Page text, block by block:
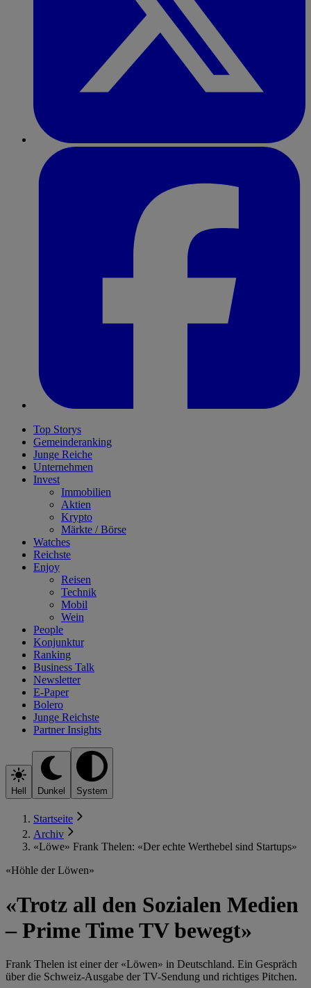
Top Storys
Gemeinderanking
Junge Reiche
Unternehmen
Invest
Immobilien
Aktien
Krypto
Märkte / Börse
Watches
Reichste
Enjoy
Reisen
Technik
Mobil
Wein
People
Konjunktur
Ranking
Business Talk
Newsletter
E-Paper
Bolero
Junge Reichste
Partner Insights
Hell Dunkel System
Startseite
Archiv
«Löwe» Frank Thelen: «Der echte Werthebel sind Startups»
«Höhle der Löwen»
«Trotz all den Sozialen Medien
– Prime Time TV bewegt»
Frank Thelen ist einer der «Löwen» in Deutschland. Ein Gespräch
über die Schweiz-Ausgabe der TV-Sendung und richtiges Pitchen.